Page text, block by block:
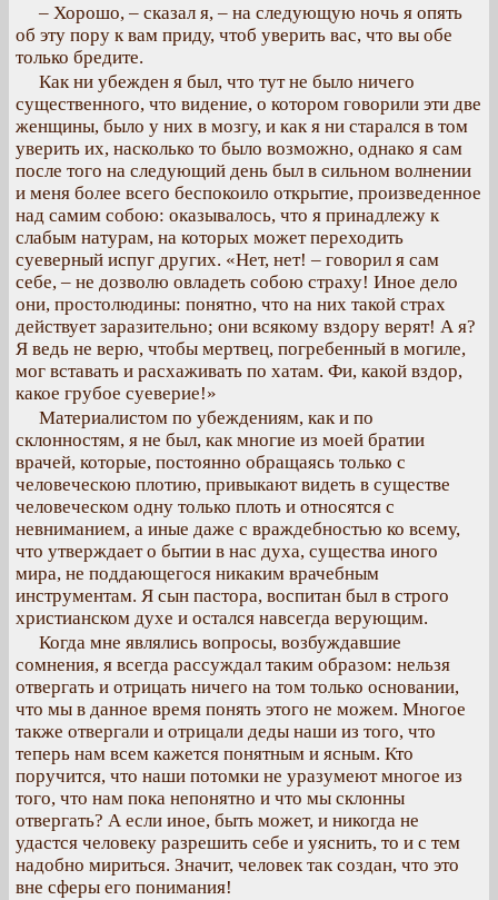
– Хорошо, – сказал я, – на следующую ночь я опять
об эту пору к вам приду, чтоб уверить вас, что вы обе
только бредите.
Как ни убежден я был, что тут не было ничего
существенного, что видение, о котором говорили эти две
женщины, было у них в мозгу, и как я ни старался в том
уверить их, насколько то было возможно, однако я сам
после того на следующий день был в сильном волнении
и меня более всего беспокоило открытие, произведенное
над самим собою: оказывалось, что я принадлежу к
слабым натурам, на которых может переходить
суеверный испуг других. «Нет, нет! – говорил я сам
себе, – не дозволю овладеть собою страху! Иное дело
они, простолюдины: понятно, что на них такой страх
действует заразительно; они всякому вздору верят! А я?
Я ведь не верю, чтобы мертвец, погребенный в могиле,
мог вставать и расхаживать по хатам. Фи, какой вздор,
какое грубое суеверие!»
Материалистом по убеждениям, как и по
склонностям, я не был, как многие из моей братии
врачей, которые, постоянно обращаясь только с
человеческою плотию, привыкают видеть в существе
человеческом одну только плоть и относятся с
невниманием, а иные даже с враждебностью ко всему,
что утверждает о бытии в нас духа, существа иного
мира, не поддающегося никаким врачебным
инструментам. Я сын пастора, воспитан был в строго
христианском духе и остался навсегда верующим.
Когда мне являлись вопросы, возбуждавшие
сомнения, я всегда рассуждал таким образом: нельзя
отвергать и отрицать ничего на том только основании,
что мы в данное время понять этого не можем. Многое
также отвергали и отрицали деды наши из того, что
теперь нам всем кажется понятным и ясным. Кто
поручится, что наши потомки не уразумеют многое из
того, что нам пока непонятно и что мы склонны
отвергать? А если иное, быть может, и никогда не
удастся человеку разрешить себе и уяснить, то и с тем
надобно мириться. Значит, человек так создан, что это
вне сферы его понимания!